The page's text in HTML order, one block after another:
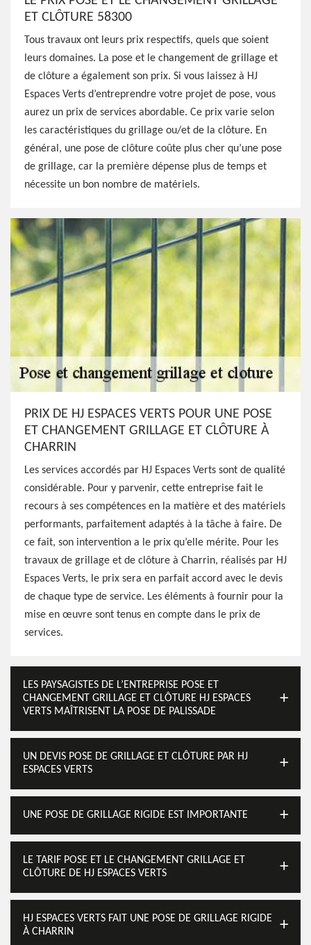
ET CLÔTURE 58300
Tous travaux ont leurs prix respectifs, quels que soient
leurs domaines. La pose et le changement de grillage et
de clôture a également son prix. Si vous laissez à HJ
Espaces Verts d’entreprendre votre projet de pose, vous
aurez un prix de services abordable. Ce prix varie selon
les caractéristiques du grillage ou/et de la clôture. En
général, une pose de clôture coûte plus cher qu’une pose
de grillage, car la première dépense plus de temps et
nécessite un bon nombre de matériels.
PRIX DE HJ ESPACES VERTS POUR UNE POSE
ET CHANGEMENT GRILLAGE ET CLÔTURE À
CHARRIN
Les services accordés par HJ Espaces Verts sont de qualité
considérable. Pour y parvenir, cette entreprise fait le
recours à ses compétences en la matière et des matériels
performants, parfaitement adaptés à la tâche à faire. De
ce fait, son intervention a le prix qu’elle mérite. Pour les
travaux de grillage et de clôture à Charrin, réalisés par HJ
Espaces Verts, le prix sera en parfait accord avec le devis
de chaque type de service. Les éléments à fournir pour la
mise en œuvre sont tenus en compte dans le prix de
services.
LES PAYSAGISTES DE L’ENTREPRISE POSE ET
CHANGEMENT GRILLAGE ET CLÔTURE HJ ESPACES
VERTS MAÎTRISENT LA POSE DE PALISSADE
UN DEVIS POSE DE GRILLAGE ET CLÔTURE PAR HJ
ESPACES VERTS
UNE POSE DE GRILLAGE RIGIDE EST IMPORTANTE
LE TARIF POSE ET LE CHANGEMENT GRILLAGE ET
CLÔTURE DE HJ ESPACES VERTS
HJ ESPACES VERTS FAIT UNE POSE DE GRILLAGE RIGIDE
À CHARRIN